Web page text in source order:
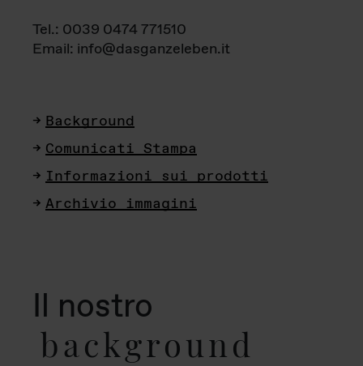
Tel.: 0039 0474 771510
Email: info@dasganzeleben.it
Background
Comunicati Stampa
Informazioni sui prodotti
Archivio immagini
Il nostro
background